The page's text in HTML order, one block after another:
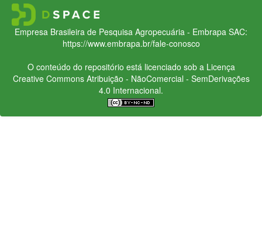
Empresa Brasileira de Pesquisa Agropecuária - Embrapa SAC:
https://www.embrapa.br/fale-conosco
O conteúdo do repositório está licenciado sob a Licença
Creative CommonsAtribuição - NãoComercial - SemDerivações
4.0 Internacional.